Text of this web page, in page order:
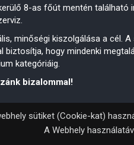
8-as főút mentén található
minőségi kiszolgálása a cél.
biztosítja, hogy mindenki
kategóriáig.
bizalommal!
sütiket (Cookie-kat)
A Webhely